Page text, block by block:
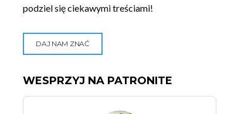
podziel się ciekawymi treściami!
DAJ NAM ZNAĆ
WESPRZYJ NA PATRONITE